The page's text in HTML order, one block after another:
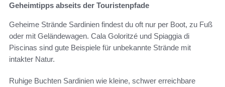
Geheimtipps abseits der Touristenpfade
Geheime Strände Sardinien findest du oft nur per Boot, zu Fuß
oder mit Geländewagen. Cala Goloritzé und Spiaggia di
Piscinas sind gute Beispiele für unbekannte Strände mit
intakter Natur.
Ruhige Buchten Sardinien wie kleine, schwer erreichbare